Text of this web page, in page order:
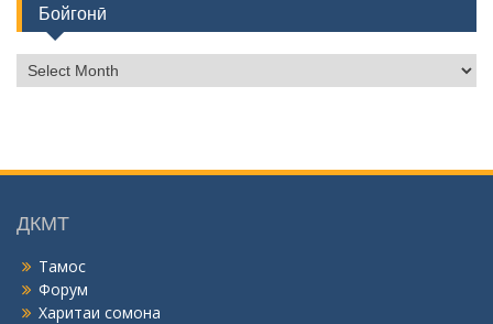
Бойгонӣ
о
н
ДКМТ
Тамос
Форум
Харитаи сомона